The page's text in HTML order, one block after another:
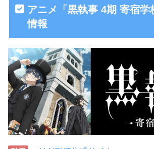
アニメ「黒執事 4期 寄宿学
情報